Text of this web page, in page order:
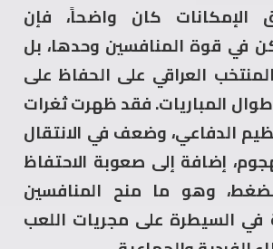
كان واضحاً، فإن
في قوة المنافسين وحدها، بل
العراقي على الحفاظ على
المباريات. فقد ظهرت ثغرات
الدفاعي، وضعف في الانتقال
إضافة إلى صعوبة الاحتفاظ
وهو ما منح المنافسين
السيطرة على مجريات اللعب